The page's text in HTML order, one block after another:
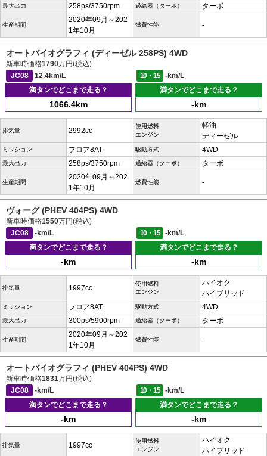
最大出力 258ps/3750rpm 過給器（ターボ） ターボ
生産期間
2020年09月～202
1年10月
燃費性能 -
オートバイオグラフィ (ディーゼル 258PS) 4WD
新車時価格1790万円(税込)
JC08
12.4km/L 10・15
-km/L
満タンでどこまで走る？
1066.4km
満タンでどこまで走る？
-km
排気量 2992cc
使用燃料
エンジン
軽油
ディーゼル
ミッション フロア8AT 駆動方式 4WD
最大出力 258ps/3750rpm 過給器（ターボ） ターボ
生産期間
2020年09月～202
1年10月
燃費性能 -
ヴォーグ (PHEV 404PS) 4WD
新車時価格1550万円(税込)
JC08
-km/L 10・15
-km/L
満タンでどこまで走る？
-km
満タンでどこまで走る？
-km
排気量 1997cc
使用燃料
エンジン
ハイオク
ハイブリッド
ミッション フロア8AT 駆動方式 4WD
最大出力 300ps/5900rpm 過給器（ターボ） ターボ
生産期間
2020年09月～202
1年10月
燃費性能 -
オートバイオグラフィ (PHEV 404PS) 4WD
新車時価格1831万円(税込)
JC08
-km/L 10・15
-km/L
満タンでどこまで走る？
-km
満タンでどこまで走る？
-km
排気量 1997cc
使用燃料
エンジン
ハイオク
ハイブリッド